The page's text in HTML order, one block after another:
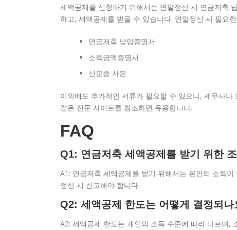
세액공제를 신청하기 위해서는 연말정산 시 연금저축
하고, 세액공제를 받을 수 있습니다. 연말정산 시 필요
연금저축 납입증명서
소득금액증명서
신분증 사본
이외에도 추가적인 서류가 필요할 수 있으니, 세무사
같은 전문 사이트를 참조하면 유용합니다.
FAQ
Q1: 연금저축 세액공제를 받기 위한
A1: 연금저축 세액공제를 받기 위해서는 본인의 소득
정산 시 신고해야 합니다.
Q2: 세액공제 한도는 어떻게 결정되나
A2: 세액공제 한도는 개인의 소득 수준에 따라 다르며,